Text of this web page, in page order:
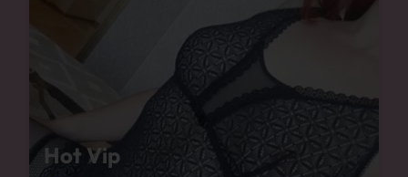
Hot Vip